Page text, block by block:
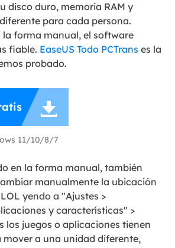
disco duro, memoria RAM y
para cada persona.
forma manual, el software
fiable. EaseUS Todo PCTrans es la
probado.

11/10/8/7
en la forma manual, también
manualmente la ubicación
yendo a "Ajustes >
y características" >
los juegos o aplicaciones tienen
a una unidad diferente,